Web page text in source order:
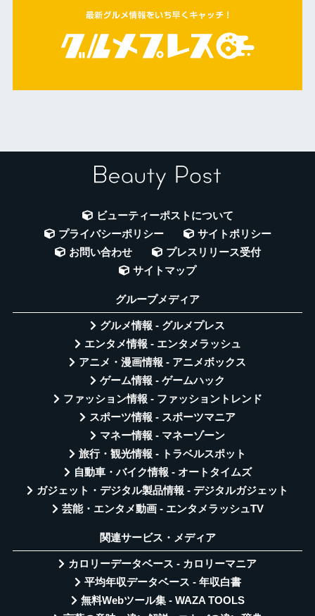
ビューティーポストについて
プライバシーポリシー
サイトポリシー
お問い合わせ
プレスリリース受付
サイトマップ
グループメディア
グルメ情報 - グルメプレス
エンタメ情報 - エンタメラッシュ
アニメ・漫画情報 - アニメボックス
ゲーム情報 - ゲームハック
ファッション情報 - ファッショントレンド
スポーツ情報 - スポーツマニア
マネー情報 - マネーゾーン
旅行・観光情報 - トラベルスポット
自動車・バイク情報 - オートタイムズ
ガジェット・デジタル製品情報 - デジタルガジェット
芸能・エンタメ動画 - エンタメラッシュTV
関連サービス・メディア
カロリーデータベース - カロリーマニア
平均年収データベース - 年収白書
無料Webツール集 - WAZA TOOLS